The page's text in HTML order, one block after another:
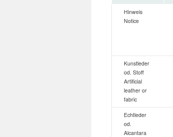
Hinweis
Notice
Kunstleder
od. Stoff
Artificial
leather or
fabric
Echtleder
od.
Alcantara